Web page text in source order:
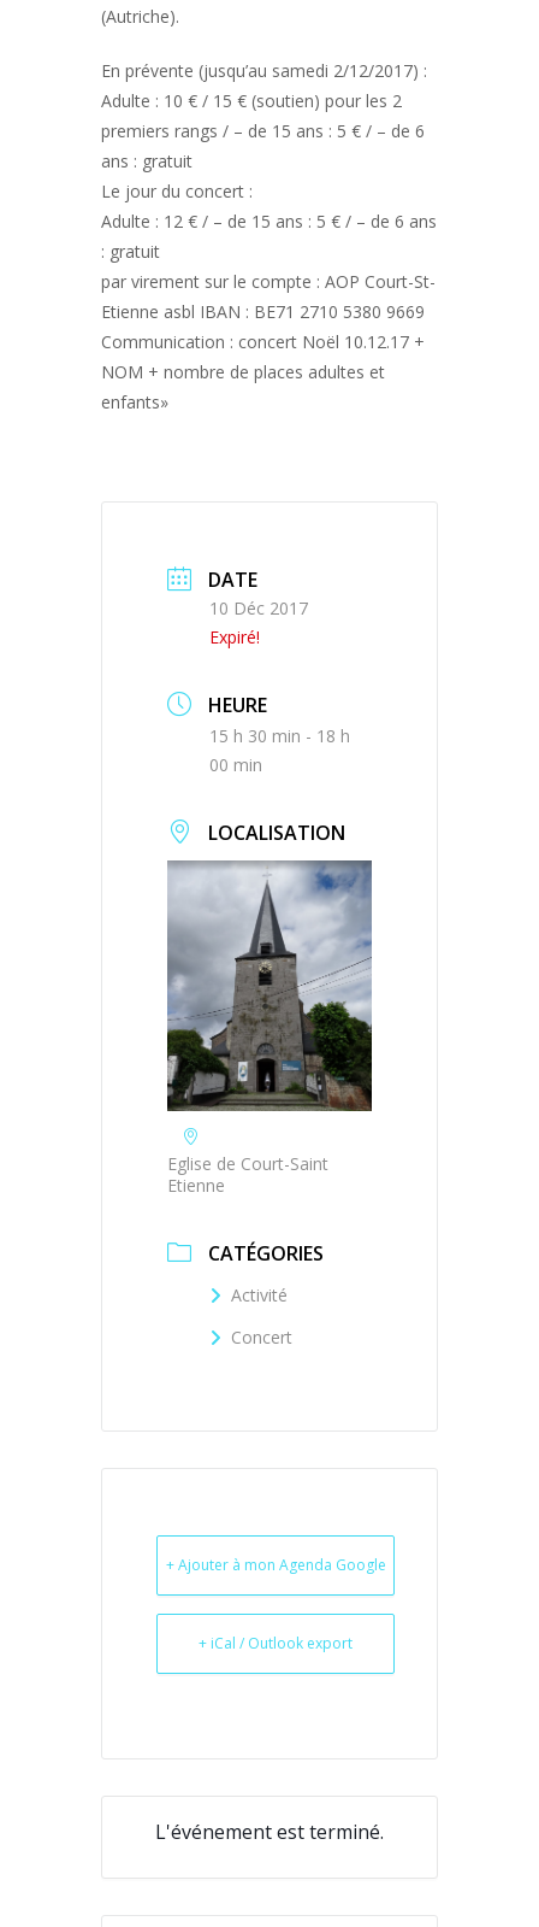
(Autriche).
En prévente (jusqu’au samedi 2/12/2017) :
Adulte : 10 € / 15 € (soutien) pour les 2
premiers rangs / – de 15 ans : 5 € / – de 6
ans : gratuit
Le jour du concert :
Adulte : 12 € / – de 15 ans : 5 € / – de 6 ans
: gratuit
par virement sur le compte : AOP Court-St-
Etienne asbl IBAN : BE71 2710 5380 9669
Communication : concert Noël 10.12.17 +
NOM + nombre de places adultes et
enfants»
DATE
10 Déc 2017
Expiré!
HEURE
15 h 30 min - 18 h
00 min
LOCALISATION
Eglise de Court-Saint
Etienne
CATÉGORIES
Activité
Concert
+ Ajouter à mon Agenda Google
+ iCal / Outlook export
L'événement est terminé.